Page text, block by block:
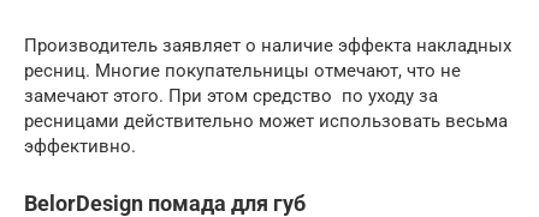
Производитель заявляет о наличие эффекта накладных
ресниц. Многие покупательницы отмечают, что не
замечают этого. При этом средство по уходу за
ресницами действительно может использовать весьма
эффективно.
BelorDesign помада для губ